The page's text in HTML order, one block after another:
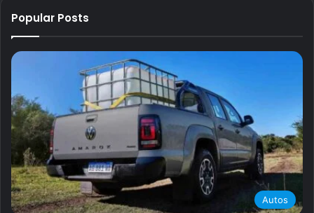
Popular Posts
Autos